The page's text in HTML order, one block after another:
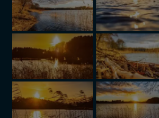
nas bezpieczne, jeśli masz
intencji, zawsze możesz wycofać
informacji uzyskach w naszej
Klikając znak X lub przycisk
wyrażasz zgodę na
Nasz serwis nie wykorzystuje
Twoich danych innym
trzecim. Wyjątkiem jest sytuacja,
Twoich danych jest elementem